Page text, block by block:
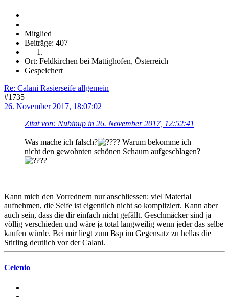
Mitglied
Beiträge: 407
Ort: Feldkirchen bei Mattighofen, Österreich
Gespeichert
Re: Calani Rasierseife allgemein
#1735
26. November 2017, 18:07:02
Zitat von: Nubinup in 26. November 2017, 12:52:41
Was mache ich falsch?
? Warum bekomme ich
nicht den gewohnten schönen Schaum aufgeschlagen?
?
Kann mich den Vorrednern nur anschliessen: viel Material
aufnehmen, die Seife ist eigentlich nicht so kompliziert. Kann aber
auch sein, dass die dir einfach nicht gefällt. Geschmäcker sind ja
völlig verschieden und wäre ja total langweilig wenn jeder das selbe
kaufen würde. Bei mir liegt zum Bsp im Gegensatz zu hellas die
Stirling deutlich vor der Calani.
Celenio